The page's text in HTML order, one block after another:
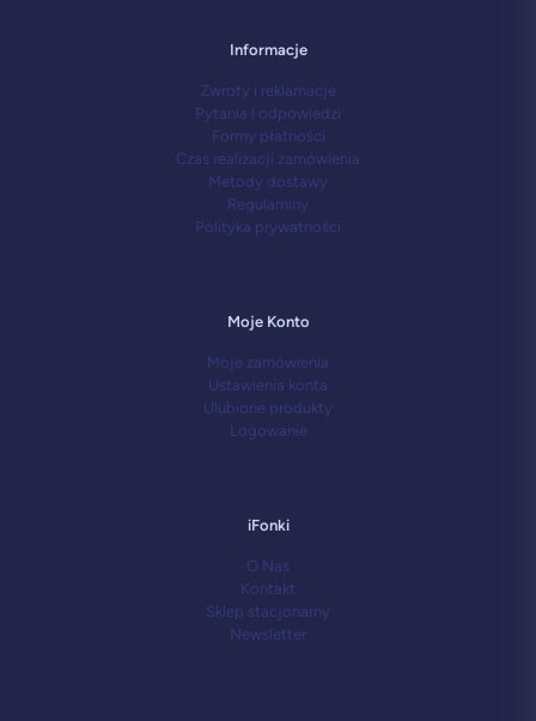
Informacje
Zwroty i reklamacje
Pytania i odpowiedzi
Formy płatności
Czas realizacji zamówienia
Metody dostawy
Regulaminy
Polityka prywatności
Moje Konto
Moje zamówienia
Ustawienia konta
Ulubione produkty
Logowanie
iFonki
O Nas
Kontakt
Sklep stacjonarny
Newsletter